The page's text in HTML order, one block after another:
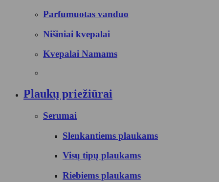
Parfumuotas vanduo
Nišiniai kvepalai
Kvepalai Namams
Plaukų priežiūrai
Serumai
Slenkantiems plaukams
Visų tipų plaukams
Riebiems plaukams